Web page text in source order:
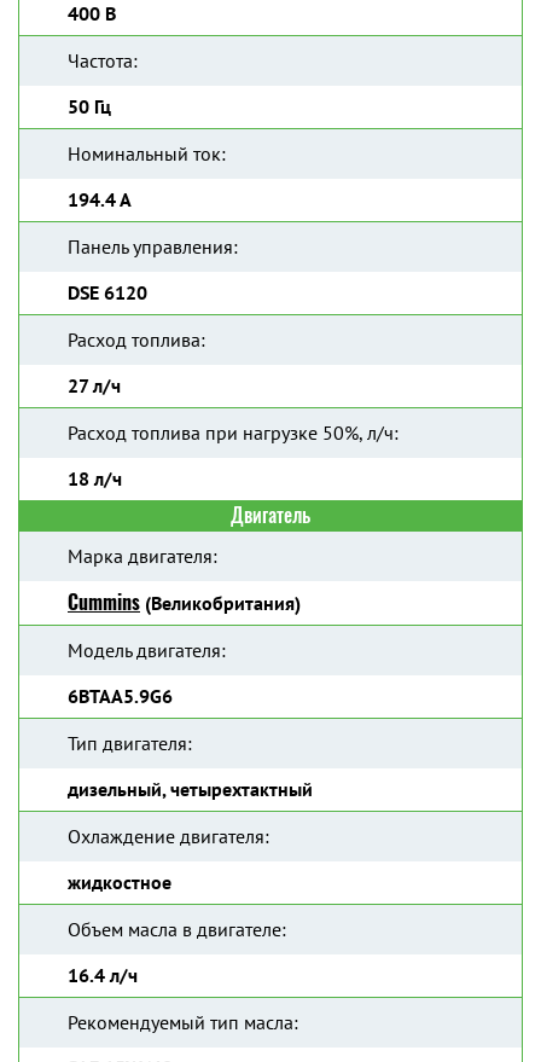
400 В
Частота:
50 Гц
Номинальный ток:
194.4 А
Панель управления:
DSE 6120
Расход топлива:
27 л/ч
Расход топлива при нагрузке 50%, л/ч:
18 л/ч
Двигатель
Марка двигателя:
Cummins (Великобритания)
Модель двигателя:
6BTAA5.9G6
Тип двигателя:
дизельный, четырехтактный
Охлаждение двигателя:
жидкостное
Объем масла в двигателе:
16.4 л/ч
Рекомендуемый тип масла: